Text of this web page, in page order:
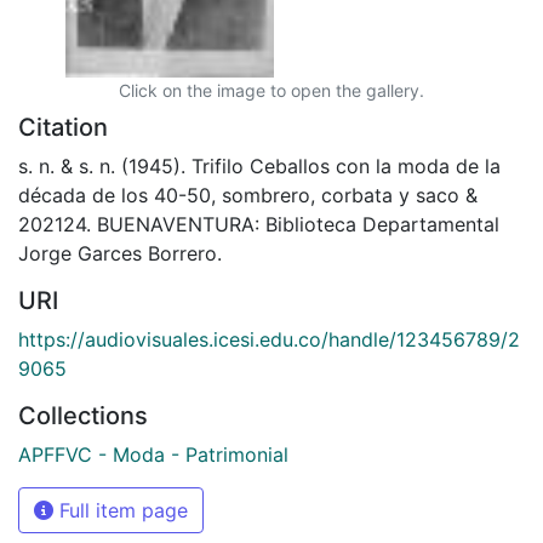
Click on the image to open the gallery.
Citation
s. n. & s. n. (1945). Trifilo Ceballos con la moda de la
década de los 40-50, sombrero, corbata y saco &
202124. BUENAVENTURA: Biblioteca Departamental
Jorge Garces Borrero.
URI
https://audiovisuales.icesi.edu.co/handle/123456789/2
9065
Collections
APFFVC - Moda - Patrimonial
Full item page